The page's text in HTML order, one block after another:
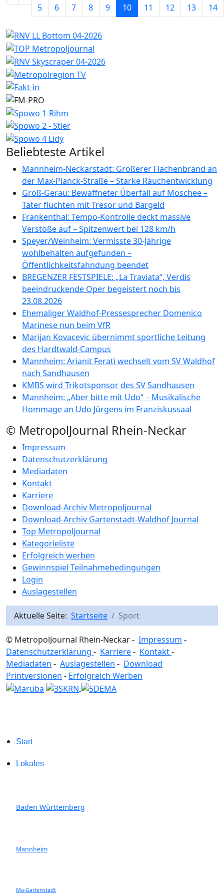
5 6 7 8 9 10 11 12 13 14
Beliebteste Artikel
Mannheim-Neckarstadt: Größerer Flächenbrand an
der Max-Planck-Straße – Starke Rauchentwicklung
Groß-Gerau: Bewaffneter Überfall auf Moschee –
Täter flüchten mit Tresor und Bargeld
Frankenthal: Tempo-Kontrolle deckt massive
Verstöße auf – Spitzenwert bei 128 km/h
Speyer/Weinheim: Vermisste 30-Jährige
wohlbehalten aufgefunden –
Öffentlichkeitsfahndung beendet
BREGENZER FESTSPIELE: „La Traviata“, Verdis
beeindruckende Oper begeistert noch bis
23.08.2026
Ehemaliger Waldhof-Pressesprecher Domenico
Marinese nun beim VfR
Marijan Kovacevic übernimmt sportliche Leitung
des Hardtwald-Campus
Mannheim: Arianit Ferati wechselt vom SV Waldhof
nach Sandhausen
KMBS wird Trikotsponsor des SV Sandhausen
Mannheim: „Aber bitte mit Udo“ – Musikalische
Hommage an Udo Jürgens im Franziskussaal
© MetropolJournal Rhein-Neckar
Impressum
Datenschutzerklärung
Mediadaten
Kontakt
Karriere
Download-Archiv Metropoljournal
Download-Archiv Gartenstadt-Waldhof Journal
Top Metropoljournal
Kategorieliste
Erfolgreich werben
Gewinnspiel Teilnahmebedingungen
Login
Auslagestellen
Aktuelle Seite: Startseite Sport
© MetropolJournal Rhein-Neckar - Impressum -
Datenschutzerklärung - Karriere- Kontakt-
Mediadaten - Auslagestellen - Download
Printversionen - Erfolgreich Werben
Start
Lokales
Baden Württemberg
Mannheim
Ma-Gartenstadt